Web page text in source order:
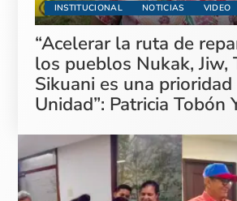
INSTITUCIONAL NOTICIAS VIDEO
“Acelerar la ruta de
los pueblos Nukak, Jiw,
Sikuani es una
Unidad”: Patricia Tobón